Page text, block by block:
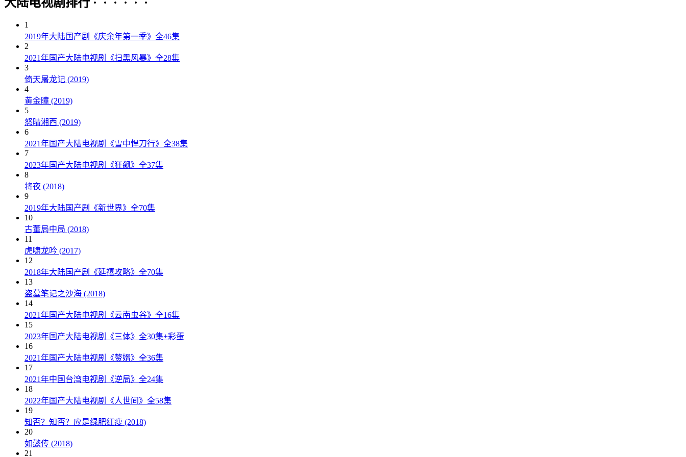
大陆电视剧排行 · · · · · ·
1
2019年大陆国产剧《庆余年第一季》全46集
2
2021年国产大陆电视剧《扫黑风暴》全28集
3
倚天屠龙记 (2019)
4
黄金瞳 (2019)
5
怒晴湘西 (2019)
6
2021年国产大陆电视剧《雪中悍刀行》全38集
7
2023年国产大陆电视剧《狂飙》全37集
8
将夜 (2018)
9
2019年大陆国产剧《新世界》全70集
10
古董局中局 (2018)
11
虎啸龙吟 (2017)
12
2018年大陆国产剧《延禧攻略》全70集
13
盗墓笔记之沙海 (2018)
14
2021年国产大陆电视剧《云南虫谷》全16集
15
2023年国产大陆电视剧《三体》全30集+彩蛋
16
2021年国产大陆电视剧《赘婿》全36集
17
2021年中国台湾电视剧《逆局》全24集
18
2022年国产大陆电视剧《人世间》全58集
19
知否？知否？应是绿肥红瘦 (2018)
20
如懿传 (2018)
21